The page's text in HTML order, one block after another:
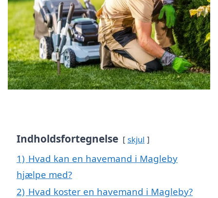
Indholdsfortegnelse skjul
1) Hvad kan en havemand i Magleby
hjælpe med?
2) Hvad koster en havemand i Magleby?